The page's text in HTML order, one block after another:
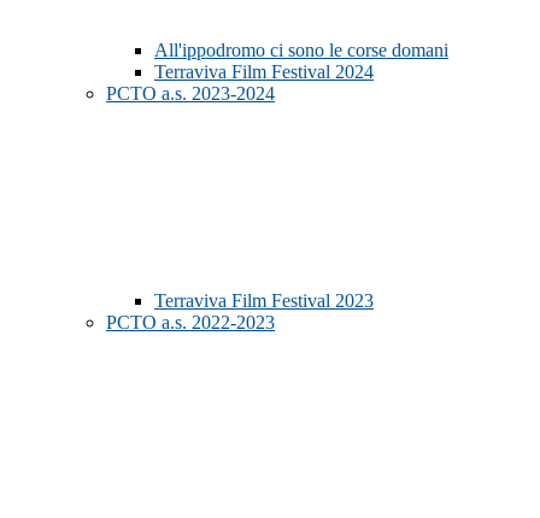
All'ippodromo ci sono le corse domani
Terraviva Film Festival 2024
PCTO a.s. 2023-2024
Terraviva Film Festival 2023
PCTO a.s. 2022-2023